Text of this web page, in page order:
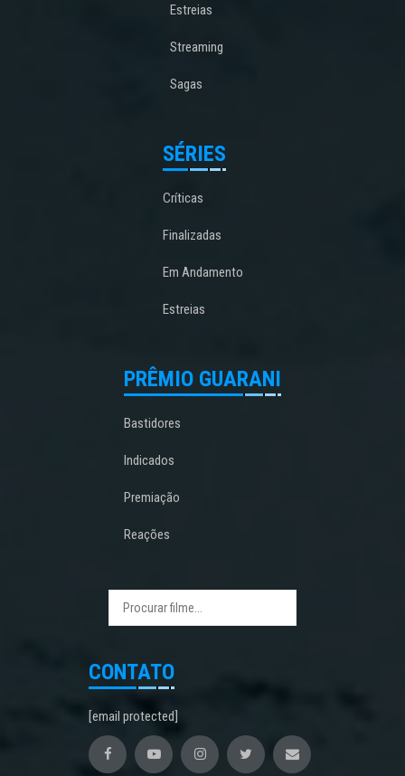
Estreias
Streaming
Sagas
SÉRIES
Críticas
Finalizadas
Em Andamento
Estreias
PRÊMIO GUARANI
Bastidores
Indicados
Premiação
Reações
CONTATO
[email protected]